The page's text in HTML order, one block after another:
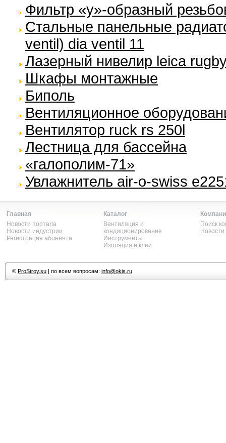
Фильтр «y»-образный
Стальные панельные
ventil) dia ventil 11
Лазерный нивелир leica
Шкафы монтажные
Биполь
Вентиляционное
Вентилятор ruck rs 250l
Лестница для бассейна
«галополим-71»
Увлажнитель air-o-swiss
Главная
Новости портала
Новости индустрии
Регистрация абонента
Каталог
Вентиляция и
кондиционирование
Инструменты
Изоляция и клеи
Поиск
© ProStroy.su| по всем вопросам: info@okis.ru